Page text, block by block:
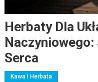
Herbaty Dla
Naczyniowego:
Serca
Kawa I Herbata